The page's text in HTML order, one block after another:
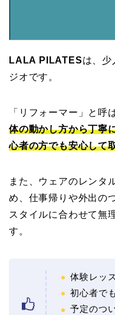
LALA PILATESは、少
ジオです。
「リフォーマー」と呼
体の動かし方から丁寧
心者の方でも安心して
また、ウェアのレンタ
め、仕事帰りや外出の
スタイルに合わせて無
す。
体験レッ
初心者で
予定のつ